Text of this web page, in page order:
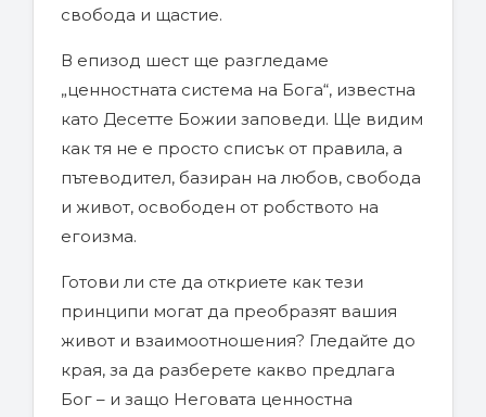
свобода и щастие.
В епизод шест ще разгледаме
„ценностната система на Бога“, известна
като Десетте Божии заповеди. Ще видим
как тя не е просто списък от правила, а
пътеводител, базиран на любов, свобода
и живот, освободен от робството на
егоизма.
Готови ли сте да откриете как тези
принципи могат да преобразят вашия
живот и взаимоотношения? Гледайте до
края, за да разберете какво предлага
Бог – и защо Неговата ценностна